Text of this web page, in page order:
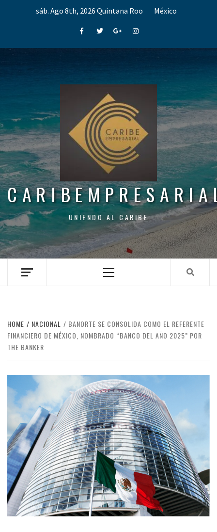
sáb. Ago 8th, 2026 Quintana Roo México
FacebookTwitterGoogle+Instagram
UNIENDO AL CARIBE
Menu
HOME NACIONAL
BANORTE SE CONSOLIDA COMO EL REFERENTE
FINANCIERO DE MÉXICO, NOMBRADO “BANCO DEL AÑO 2025” POR
THE BANKER